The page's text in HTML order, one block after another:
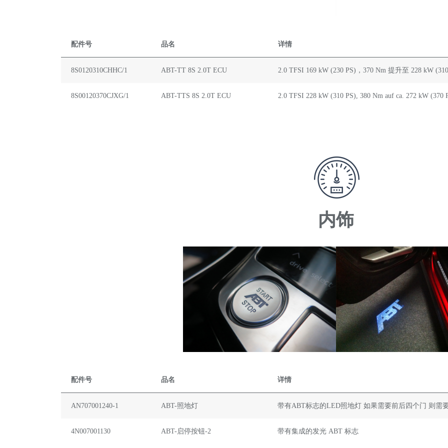
配件号 品名 详情
8S0120310CHHC/1 ABT-TT 8S 2.0T ECU 2.0 TFSI 169 kW (230 PS)，370 Nm 提升至 228 kW
8S00120370CJXG/1 ABT-TTS 8S 2.0T ECU 2.0 TFSI 228 kW (310 PS), 380 Nm auf ca. 272 kW (370
内饰
配件号 品名 详情
AN707001240-1 ABT-照地灯 带有ABT标志的LED照地灯 如果需要前后四个门 则需
4N007001130 ABT-启停按钮-2 带有集成的发光 ABT 标志